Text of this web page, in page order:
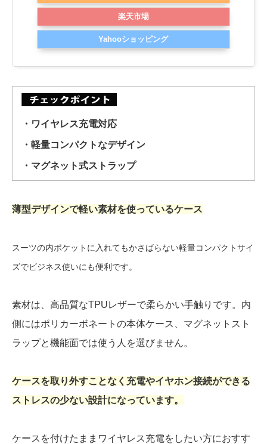
楽天市場
Yahooショッピング
・ワイヤレス充電対応
・軽量コンパクトなデザイン
・マグネット式ストラップ
薄型デザインで軽い素材を使っているケース
スーツの内ポケットに入れてもかさばらない軽量コンパクトサイ
ズでビジネス使いにも便利です。
素材は、高品質なTPUレザーで柔らかい手触りです。内
側にはポリカーボネートの本体ケース、マグネットスト
ラップと機能面では使う人を選びません。
ケースを取り外すことなく充電やイヤホン接続ができる
ストレスの少ない設計になっています。
ケースを付けたままワイヤレス充電をしたい方におすす